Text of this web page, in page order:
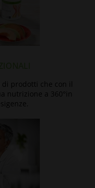
prodotti che con il
nutrizione a 360°in